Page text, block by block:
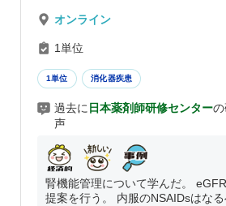
オンライン
1単位
1単位 消化器疾患
過去に 日本薬剤師研修センター
声
腎機能管理について学んだ。
提案を行う。 内服のNSAIDsはな